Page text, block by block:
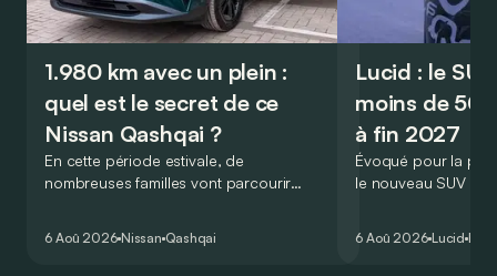
1.980 km avec un plein :
quel est le secret de ce
Nissan Qashqai ?
En cette période estivale, de
nombreuses familles vont parcourir
Qashqai e-Power, il serait possible de
6 Aoû 2026 Nissan Qashqai
Lucid : le
moins de
à fin 2027
Évoqué pour la
le nouveau SUV
l’année 2026.
6 Aoû 2026 Lucid